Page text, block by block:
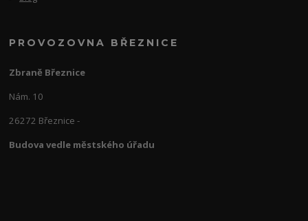
PROVOZOVNA BŘEZNICE
Zbraně Březnice
Nám. 10
26272 Březnice -
Budova vedle městského úřadu